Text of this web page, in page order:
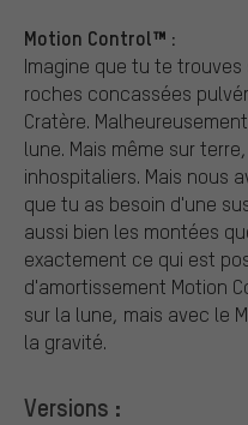
Motion Control™ :
Imagine que tu te
roches concassées
Cratère.
lune. Mais même sur
inhospitaliers. Mais nous
que tu as besoin d'une
aussi bien les montées
exactement ce qui est
d'amortissement Motion
sur la lune, mais avec le
la gravité.
Versions :